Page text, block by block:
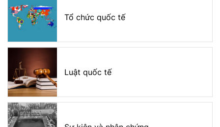
Tổ chức quốc tế
Luật quốc tế